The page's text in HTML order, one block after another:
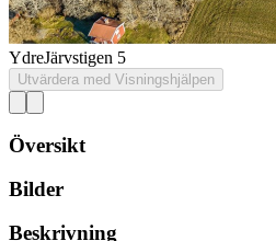
YdreJärvstigen 5
Utvärdera med Visningshjälpen
Översikt
Bilder
Beskrivning